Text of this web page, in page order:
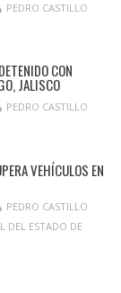
PEDRO CASTILLO
CON
JALISCO
PEDRO CASTILLO
VEHÍCULOS EN
PEDRO CASTILLO
DEL ESTADO DE